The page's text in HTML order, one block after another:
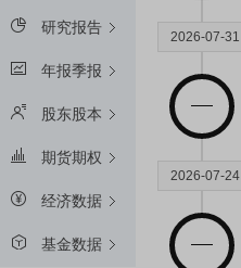
研究报告
年报季报
股东股本
期货期权
经济数据
基金数据
2026-07-31
2026-07-24